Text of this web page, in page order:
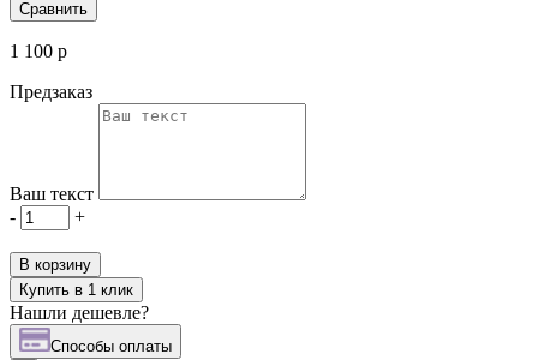
Сравнить
1 100 р
Предзаказ
Ваш текст
-
+
В корзину
Купить в 1 клик
Нашли дешевле?
Cпособы оплаты